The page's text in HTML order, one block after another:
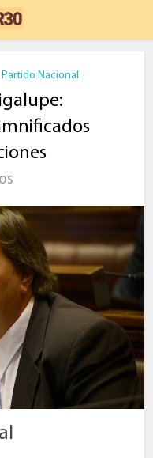
Partido Nacional